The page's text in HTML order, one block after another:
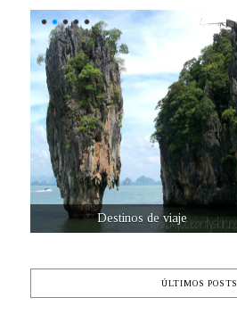
Destinos de viaje
ÚLTIMOS POSTS